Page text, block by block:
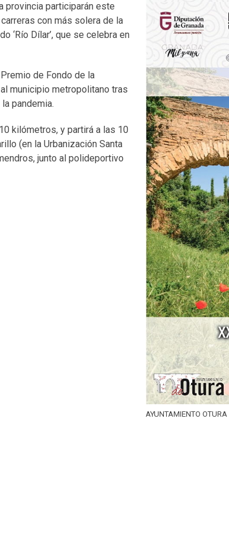
AYUNTAMIENTO OTURA
provincia participarán este
con más solera de la
‘Río Dílar’, que se celebra en
de Fondo de la
municipio metropolitano tras
pandemia.
kilómetros, y partirá a las 10
(en la Urbanización Santa
junto al polideportivo